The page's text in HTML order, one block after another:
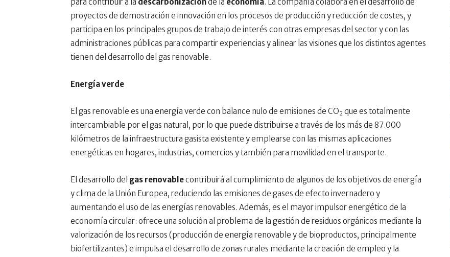
proyectos de demostración e innovación en los procesos de producción y reducción de costes, y
participa en los principales grupos de trabajo de interés con otras empresas del sector y con las
administraciones públicas para compartir experiencias y alinear las visiones que los distintos agentes
tienen del desarrollo del gas renovable.
Energía verde
El gas renovable es una energía verde con balance nulo de emisiones de CO2 que es totalmente
intercambiable por el gas natural, por lo que puede distribuirse a través de los más de 87.000
kilómetros de la infraestructura gasista existente y emplearse con las mismas aplicaciones
energéticas en hogares, industrias, comercios y también para movilidad en el transporte.
El desarrollo del gas renovablecontribuirá al cumplimiento de algunos de los objetivos de energía
y clima de la Unión Europea, reduciendo las emisiones de gases de efecto invernadero y
aumentando el uso de las energías renovables. Además, es el mayor impulsor energético de la
economía circular: ofrece una solución al problema de la gestión de residuos orgánicos mediante la
valorización de los recursos (producción de energía renovable y de bioproductos, principalmente
biofertilizantes) e impulsa el desarrollo de zonas rurales mediante la creación de empleo y la